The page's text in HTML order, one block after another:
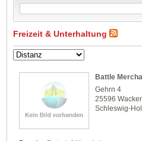
Freizeit & Unterhaltung
Battle
Gehrn 4
25596
Schleswig-